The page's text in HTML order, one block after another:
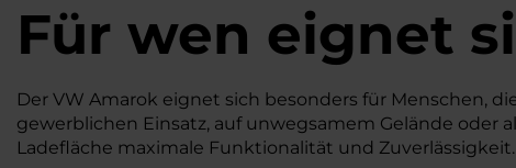
Für wen eignet
Der VW Amarok eignet sich besonders für Menschen,
gewerblichen Einsatz, auf unwegsamem Gelände oder
Ladefläche maximale Funktionalität und Zuverlässigkeit.